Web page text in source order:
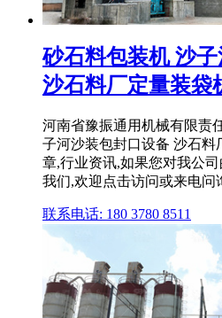
砂石料包装机 沙
沙石料厂定量装袋
河南省豫振通用机械有限责
子河沙装包封口设备 沙石料
章,行业资讯,如果您对我公
我们,欢迎点击访问或来电问
联系电话: 180 3780 8511